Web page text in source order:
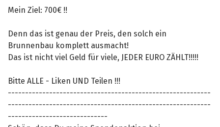
Mein Ziel: 700€ !!
Denn das ist genau der Preis, den solch ein
Brunnenbau komplett ausmacht!
Das ist nicht viel Geld für viele, JEDER EURO ZÄHLT!!!!!
Bitte ALLE - Liken UND Teilen !!!
-----------------------------------------------------------
-----------------------------------------------------------
-----------------------------